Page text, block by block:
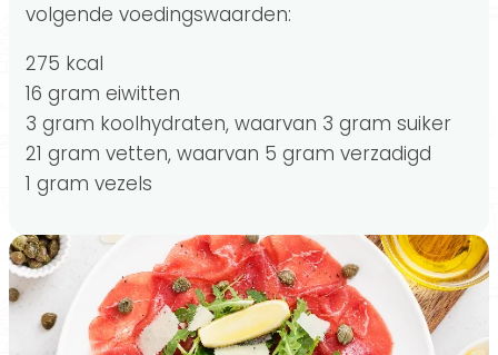
volgende voedingswaarden:
275 kcal
16 gram eiwitten
3 gram koolhydraten, waarvan 3 gram suiker
21 gram vetten, waarvan 5 gram verzadigd
1 gram vezels